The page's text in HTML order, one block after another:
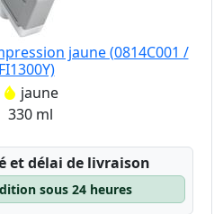
jaune (0814C001 /
jaune
330 ml
et délai de livraison
sous 24 heures